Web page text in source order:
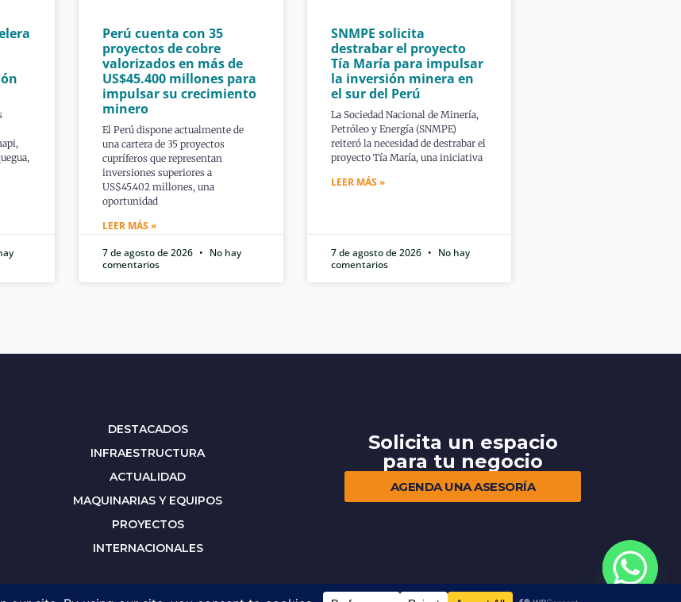
Perú cuenta con 35
proyectos de cobre
valorizados en más de
US$45.400 millones para
impulsar su crecimiento
minero
El Perú dispone actualmente de
una cartera de 35 proyectos
cupríferos que representan
inversiones superiores a
US$45.402 millones, una
oportunidad
LEER MÁS »
7 de agosto de 2026
No hay
comentarios
SNMPE solicita
destrabar el proyecto
Tía María para impulsar
la inversión minera en
el sur del Perú
La Sociedad Nacional de Minería,
Petróleo y Energía (SNMPE)
reiteró la necesidad de destrabar el
proyecto Tía María, una iniciativa
LEER MÁS »
7 de agosto de 2026
No hay
comentarios
DESTACADOS
INFRAESTRUCTURA
ACTUALIDAD
MAQUINARIAS Y EQUIPOS
PROYECTOS
INTERNACIONALES
Solicita un espacio
para tu negocio
AGENDA UNA ASESORÍA